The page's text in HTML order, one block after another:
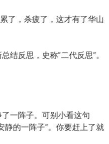
了，杀疲了，这才有了华山
结反思，史称“二代反思”。
一阵子。可别小看这句
静的一阵子”。你要赶上了就